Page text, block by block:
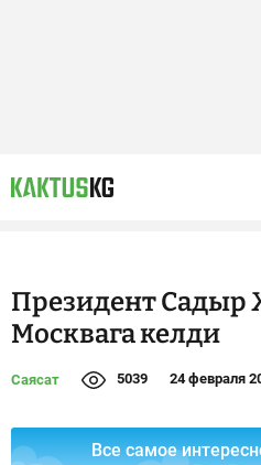
Президент Садыр
Москвага келди
Саясат 5039 24 февраля
Все самое